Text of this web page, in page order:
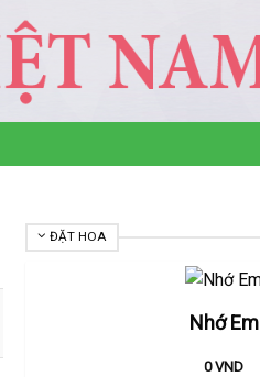
ĐẶT HOA
Nhớ Em
0VND